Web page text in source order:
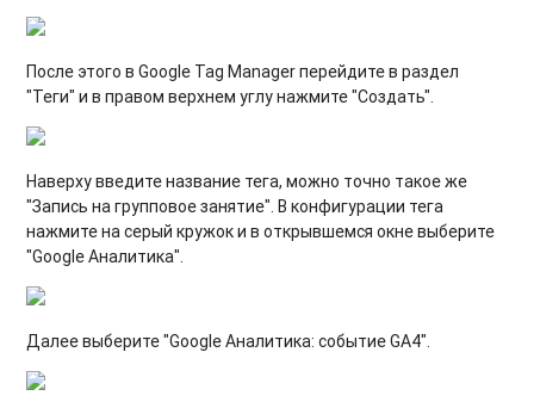
После этого в Google Tag Manager перейдите в раздел
"Теги" и в правом верхнем углу нажмите "Создать".
Наверху введите название тега, можно точно такое же
"Запись на групповое занятие". В конфигурации тега
нажмите на серый кружок и в открывшемся окне выберите
"Google Аналитика".
Далее выберите "Google Аналитика: событие GA4".